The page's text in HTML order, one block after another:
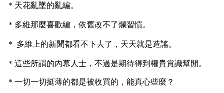
＊天花亂墜的亂編。
＊多維那麼喜歡編，依舊改不了爛習慣。
＊ 多維上的新聞都看不下去了，天天就是造謠。
＊這些所謂的內幕人士，不過是期待得到權貴賞識幫閒。
＊一切一切挺薄的都是被收買的，能真心些麼？